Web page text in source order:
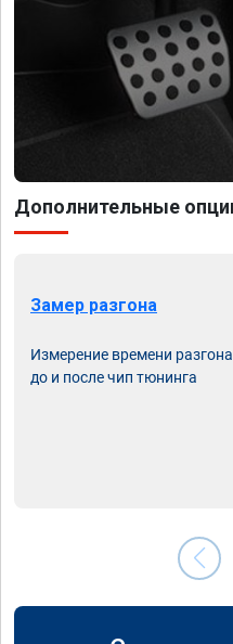
Дополнительные
Замер разгона
Измерение времени
до и после чип тюнинга